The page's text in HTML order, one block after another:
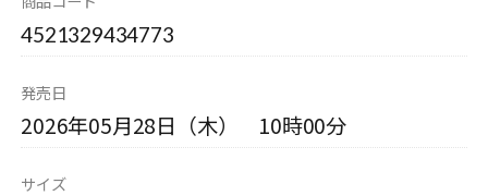
4521329434773
発売日
2026年05月28日（木） 10時00分
サイズ